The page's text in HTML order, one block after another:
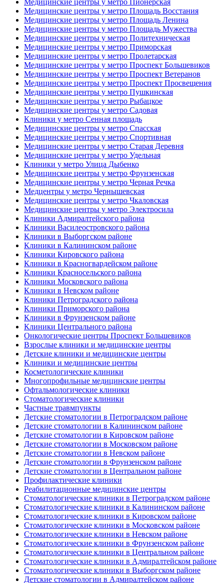
Медицинские центры у метро Площадь Восстания
Медицинские центры у метро Площадь Ленина
Медицинские центры у метро Площадь Мужества
Медицинские центры у метро Политехническая
Медицинские центры у метро Приморская
Медицинские центры у метро Пролетарская
Медицинские центры у метро Проспект Большевиков
Медицинские центры у метро Проспект Ветеранов
Медицинские центры у метро Проспект Просвещения
Медицинские центры у метро Пушкинская
Медицинские центры у метро Рыбацкое
Медицинские центры у метро Садовая
Клиники у метро Сенная площадь
Медицинские центры у метро Спасская
Медицинские центры у метро Спортивная
Медицинские центры у метро Старая Деревня
Медицинские центры у метро Удельная
Клиники у метро Улица Дыбенко
Медицинские центры у метро Фрунзенская
Медицинские центры у метро Черная Речка
Медцентры у метро Чернышевская
Медицинские центры у метро Чкаловская
Медицинские центры у метро Электросила
Клиники Адмиралтейского района
Клиники Василеостровского района
Клиники в Выборгском районе
Клиники в Калининском районе
Клиники Кировского района
Клиники в Красногвардейском районе
Клиники Красносельского района
Клиники Московского района
Клиники в Невском районе
Клиники Петроградского района
Клиники Приморского района
Клиники в Фрунзенском районе
Клиники Центрального района
Онкологические центры Проспект Большевиков
Взрослые клиники и медицинские центры
Детские клиники и медицинские центры
Клиники и медицинские центры
Косметологические клиники
Многопрофильные медицинские центры
Офтальмологические клиники
Стоматологические клиники
Частные травмпункты
Детские стоматологии в Петроградском районе
Детские стоматологии в Калининском районе
Детские стоматологии в Кировском районе
Детские стоматологии в Московском районе
Детские стоматологии в Невском районе
Детские стоматологии в Фрунзенском районе
Детские стоматологии в Центральном районе
Профилактические клиники
Реабилитационные медицинские центры
Стоматологические клиники в Петроградском районе
Стоматологические клиники в Калининском районе
Стоматологические клиники в Кировском районе
Стоматологические клиники в Московском районе
Стоматологические клиники в Невском районе
Стоматологические клиники в Фрунзенском районе
Стоматологические клиники в Центральном районе
Стоматологические клиники в Адмиралтейском районе
Стоматологические клиники в Выборгском районе
Детские стоматологии в Адмиралтейском районе